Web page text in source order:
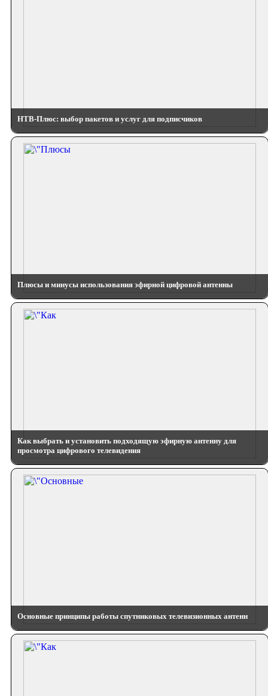
НТВ-Плюс: выбор пакетов и услуг для подписчиков
Плюсы и минусы использования эфирной цифровой антенны
Как выбрать и установить подходящую эфирную антенну для
просмотра цифрового телевидения
Основные принципы работы спутниковых телевизионных антенн